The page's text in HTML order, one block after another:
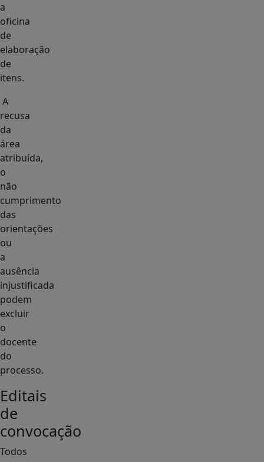
a
oficina
de
elaboração
de
itens.
A
recusa
da
área
atribuída,
o
não
cumprimento
das
orientações
ou
a
ausência
injustificada
podem
excluir
o
docente
do
processo.
Editais
de
convocação
Todos